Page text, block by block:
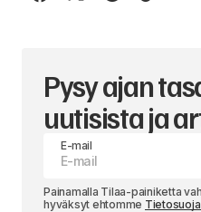
Pysy ajan
uutisista ja
E-mail
Painamalla Tilaa-painiketta
hyväksyt ehtomme